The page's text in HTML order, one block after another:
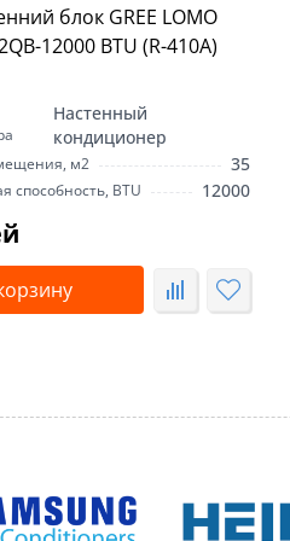
блок GREE LOMO
12000 BTU (R-410А)
Настенный
кондиционер
м2 35
способность, BTU 12000